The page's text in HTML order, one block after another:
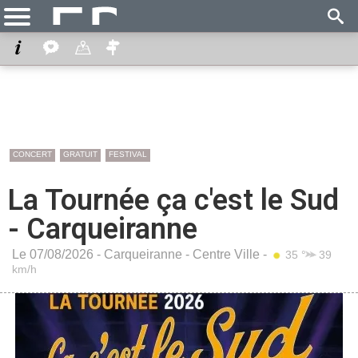
CONCERT GRATUIT FESTIVAL
La Tournée ça c'est le Sud
- Carqueiranne
Le 07/08/2026 - Carqueiranne - Centre Ville - 35 ° 39
km/h